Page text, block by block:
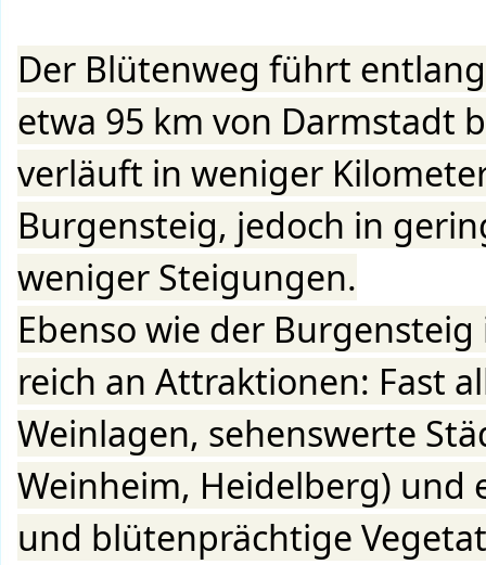
Der Blütenweg führt
etwa 95 km von Darmstadt
verläuft in weniger
Burgensteig, jedoch in
weniger Steigungen.
Ebenso wie der
reich an Attraktionen: Fast
Weinlagen, sehenswerte
Weinheim, Heidelberg) und
und blütenprächtige